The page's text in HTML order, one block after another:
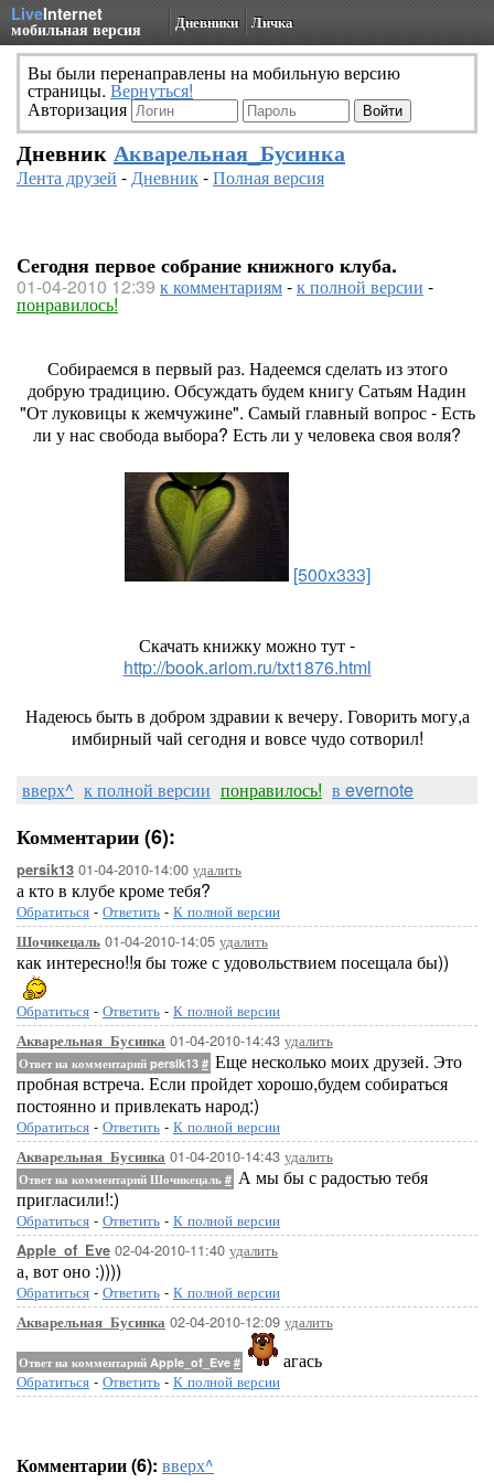
LiveInternet
мобильная версия Дневники Личка
Вы были перенаправлены на мобильную версию
страницы. Вернуться!
Авторизация
Дневник Акварельная_Бусинка
Лента друзей -Дневник-Полная версия
Сегодня первое собрание книжного клуба.
01-04-2010 12:39 к комментариям-к полной версии -
понравилось!
Собираемся в первый раз. Надеемся сделать из этого
добрую традицию. Обсуждать будем книгу Сатьям Надин
"От луковицы к жемчужине". Самый главный вопрос - Есть
ли у нас свобода выбора? Есть ли у человека своя воля?
[500x333]
Скачать книжку можно тут -
http://book.ariom.ru/txt1876.html
Надеюсь быть в добром здравии к вечеру. Говорить могу,а
имбирный чай сегодня и вовсе чудо сотворил!
вверх^ к полной версии понравилось! в evernote
Комментарии (6):
persik13 01-04-2010-14:00 удалить
а кто в клубе кроме тебя?
Обратиться - Ответить - К полной версии
Шочикецаль 01-04-2010-14:05 удалить
как интересно!!я бы тоже с удовольствием посещала бы))
Обратиться - Ответить - К полной версии
Акварельная_Бусинка 01-04-2010-14:43 удалить
Ответ на комментарий persik13 # Еще несколько моих друзей. Это
пробная встреча. Если пройдет хорошо,будем собираться
постоянно и привлекать народ:)
Обратиться - Ответить - К полной версии
Акварельная_Бусинка 01-04-2010-14:43 удалить
Ответ на комментарий Шочикецаль # А мы бы с радостью тебя
пригласили!:)
Обратиться - Ответить - К полной версии
Apple_of_Eve 02-04-2010-11:40 удалить
а, вот оно :))))
Обратиться - Ответить - К полной версии
Акварельная_Бусинка 02-04-2010-12:09 удалить
Ответ на комментарий Apple_of_Eve # агась
Обратиться - Ответить - К полной версии
Комментарии (6): вверх^